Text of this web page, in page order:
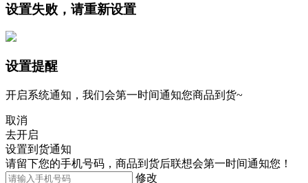
设置失败，请重新设置
设置提醒
开启系统通知，我们会第一时间通知您商品到货~
取消
去开启
设置到货通知
请留下您的手机号码，商品到货后联想会第一时间通知您！
修改